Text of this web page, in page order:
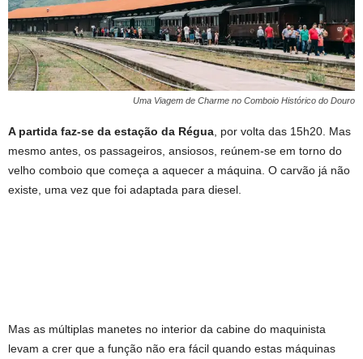
Uma Viagem de Charme no Comboio Histórico do Douro
A partida faz-se da estação da Régua, por volta das 15h20. Mas
mesmo antes, os passageiros, ansiosos, reúnem-se em torno do
velho comboio que começa a aquecer a máquina. O carvão já não
existe, uma vez que foi adaptada para diesel.
Mas as múltiplas manetes no interior da cabine do maquinista
levam a crer que a função não era fácil quando estas máquinas